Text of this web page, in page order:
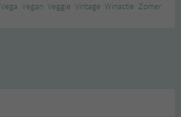
Vega Vegan Veggie Vintage Winactie Zomer